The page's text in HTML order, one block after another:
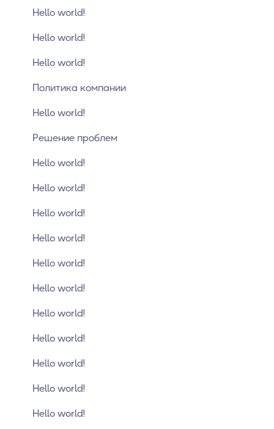
Hello world!
Hello world!
Hello world!
Политика компании
Hello world!
Решение проблем
Hello world!
Hello world!
Hello world!
Hello world!
Hello world!
Hello world!
Hello world!
Hello world!
Hello world!
Hello world!
Hello world!